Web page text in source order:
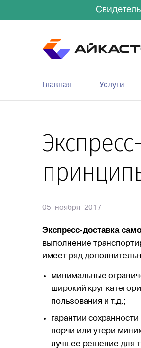
Главная Услуги
05 ноября 2017
Экспресс-доставка
выполнение
имеет ряд
минимальные
широкий круг
пользования и т.д.;
гарантии
порчи или утери
лучшее решение для